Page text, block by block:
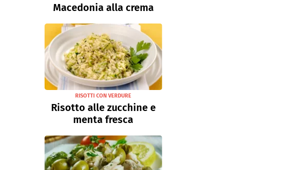
Macedonia alla crema
RISOTTI CON VERDURE
Risotto alle zucchine e
menta fresca